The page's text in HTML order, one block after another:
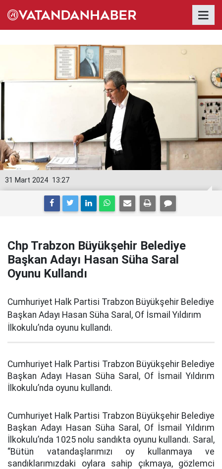
13:27
31 Mart 2024
Chp Trabzon Büyükşehir Belediye
Başkan Adayı Hasan Süha Saral
Oyunu Kullandı
Cumhuriyet Halk Partisi Trabzon Büyükşehir Belediye
Başkan Adayı Hasan Süha Saral, Of İsmail Yıldırım
İlkokulu’nda oyunu kullandı.
Cumhuriyet Halk Partisi Trabzon Büyükşehir Belediye
Başkan Adayı Hasan Süha Saral, Of İsmail Yıldırım
İlkokulu’nda oyunu kullandı.
Cumhuriyet Halk Partisi Trabzon Büyükşehir Belediye
Başkan Adayı Hasan Süha Saral, Of İsmail Yıldırım
İlkokulu’nda 1025 nolu sandıkta oyunu kullandı. Saral,
“Bütün vatandaşlarımızı oy kullanmaya ve
sandıklarımızdaki oylara sahip çıkmaya, gözlemci